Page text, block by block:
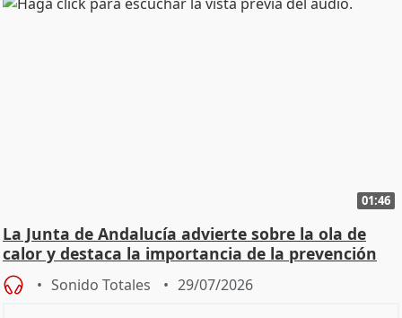
01:46
La Junta de Andalucía advierte sobre la ola de
calor y destaca la importancia de la prevención
Sonido Totales 29/07/2026